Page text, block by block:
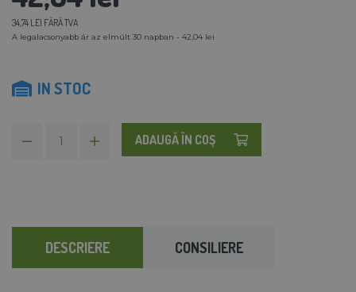
34,74 LEI FĂRĂ TVA
A legalacsonyabb ár az elmúlt 30 napban - 42,04 lei
IN STOC
ADAUGĂ ÎN COŞ
DESCRIERE CONSILIERE